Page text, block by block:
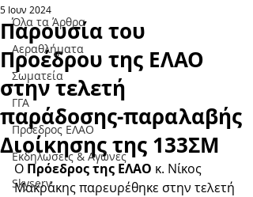
Όλα τα Άρθρα
Αεραθλήματα
Σωματεία
ΓΓΑ
Πρόεδρος ΕΛΑΟ
Εκδηλώσεις & Aγώνες
Skyserv
Παρουσία του
Προέδρου της ΕΛΑΟ
στην τελετή
παράδοσης-παραλαβής
Διοίκησης της 133ΣΜ
5 Ιουν 2024
Ο Πρόεδρος της ΕΛΑΟ κ. Νίκος
Μακράκης παρευρέθηκε στην τελετή